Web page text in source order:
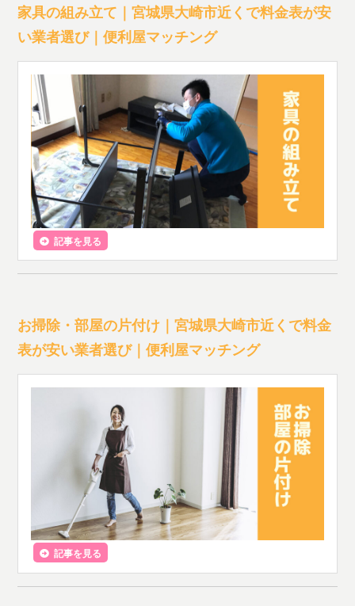
家具の組み立て｜宮城県大崎市近くで料金表が安
い業者選び｜便利屋マッチング
記事を見る
お掃除・部屋の片付け｜宮城県大崎市近くで料金
表が安い業者選び｜便利屋マッチング
記事を見る